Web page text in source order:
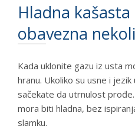
Hladna
obavezna
Kada uklonite gazu iz usta
hranu. Ukoliko su usne i
sačekate da utrnulost
mora biti hladna, bez
slamku.